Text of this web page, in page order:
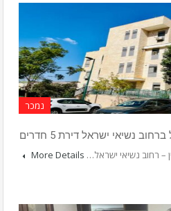
נמכר
נשיאי ישראל דירת 5 חדרים
– רחוב נשיאי ישראל… More Details